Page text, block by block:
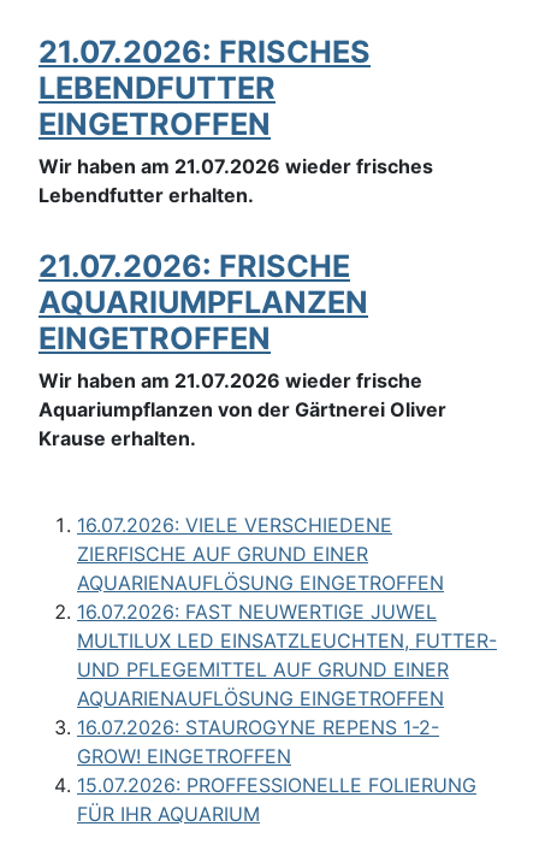
21.07.2026: FRISCHES
LEBENDFUTTER
EINGETROFFEN
Wir haben am 21.07.2026 wieder frisches
Lebendfutter erhalten.
21.07.2026: FRISCHE
AQUARIUMPFLANZEN
EINGETROFFEN
Wir haben am 21.07.2026 wieder frische
Aquariumpflanzen von der Gärtnerei Oliver
Krause erhalten.
16.07.2026: VIELE VERSCHIEDENE
ZIERFISCHE AUF GRUND EINER
AQUARIENAUFLÖSUNG EINGETROFFEN
16.07.2026: FAST NEUWERTIGE JUWEL
MULTILUX LED EINSATZLEUCHTEN, FUTTER-
UND PFLEGEMITTEL AUF GRUND EINER
AQUARIENAUFLÖSUNG EINGETROFFEN
16.07.2026: STAUROGYNE REPENS 1-2-
GROW! EINGETROFFEN
15.07.2026: PROFFESSIONELLE FOLIERUNG
FÜR IHR AQUARIUM